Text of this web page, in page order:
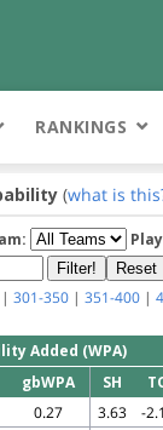
RANKINGS
(what is
| 301-350 | 351-400 |
Added (WPA)
gbWPA SH
0.27 3.63 -